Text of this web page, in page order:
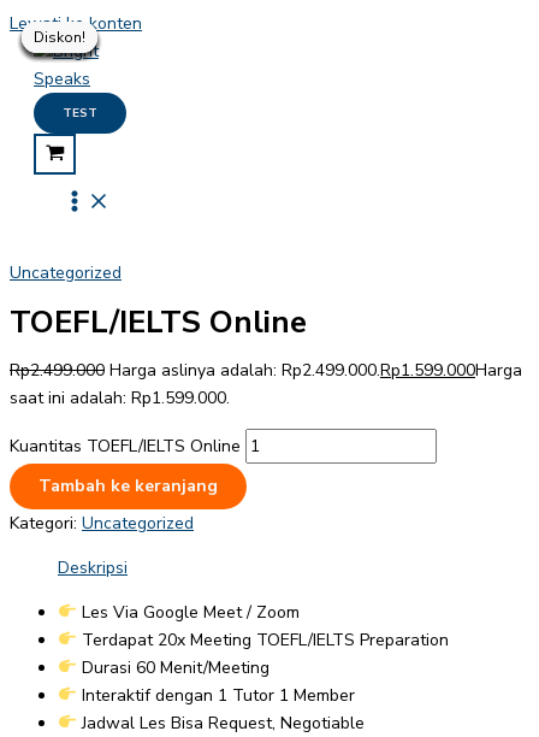
Lewati ke konten
TEST
Diskon!
Uncategorized
TOEFL/IELTS Online
Rp2.499.000 Harga aslinya adalah: Rp2.499.000.Rp1.599.000Harga
saat ini adalah: Rp1.599.000.
Kuantitas TOEFL/IELTS Online
Tambah ke keranjang
Kategori: Uncategorized
Deskripsi
Les Via Google Meet / Zoom
Terdapat 20x Meeting TOEFL/IELTS Preparation
Durasi 60 Menit/Meeting
Interaktif dengan 1 Tutor 1 Member
Jadwal Les Bisa Request, Negotiable
Diskon!
Diskon!
Diskon!
Diskon!
Diskon!
Diskon!
Diskon!
Diskon!